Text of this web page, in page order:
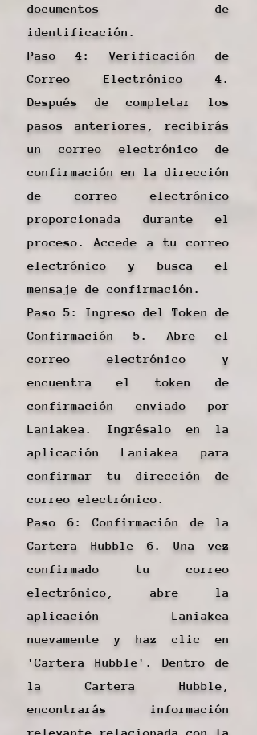
documentos de
identificación.
Paso 4: Verificación de
Correo Electrónico 4.
Después de completar los
pasos anteriores, recibirás
un correo electrónico de
confirmación en la dirección
de correo electrónico
proporcionada durante el
proceso. Accede a tu correo
electrónico y busca el
mensaje de confirmación.
Paso 5: Ingreso del Token de
Confirmación 5. Abre el
correo electrónico y
encuentra el token de
confirmación enviado por
Laniakea. Ingrésalo en la
aplicación Laniakea para
confirmar tu dirección de
correo electrónico.
Paso 6: Confirmación de la
Cartera Hubble 6. Una vez
confirmado tu correo
electrónico, abre la
aplicación Laniakea
nuevamente y haz clic en
'Cartera Hubble'. Dentro de
la Cartera Hubble,
encontrarás información
relevante relacionada con la